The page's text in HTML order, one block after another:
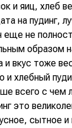
и яиц, хлеб
на пудинг,
еще не
образом
и вкус тоже
хлебный
всего с чем
это
сытное